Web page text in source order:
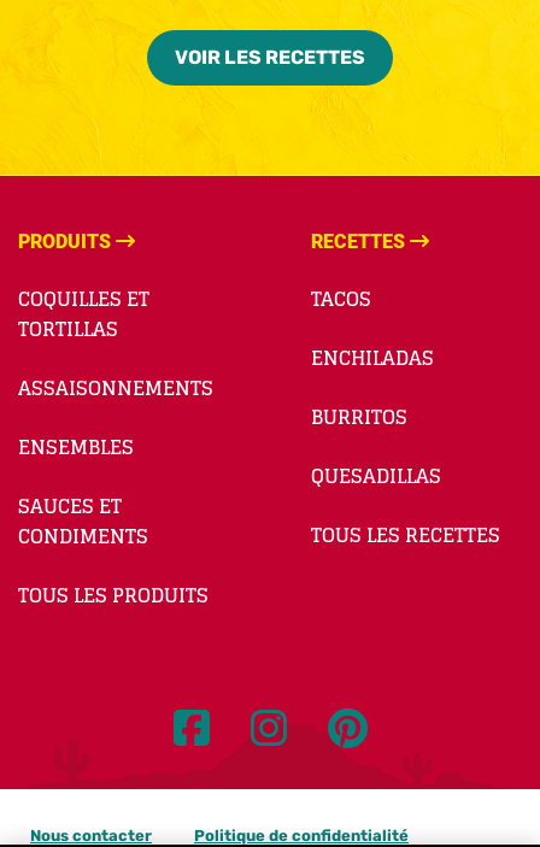
VOIR LES RECETTES
PRODUITS
COQUILLES ET
TORTILLAS
ASSAISONNEMENTS
ENSEMBLES
SAUCES ET
CONDIMENTS
TOUS LES PRODUITS
RECETTES
TACOS
ENCHILADAS
BURRITOS
QUESADILLAS
TOUS LES RECETTES
Nous contacter Politique de confidentialité